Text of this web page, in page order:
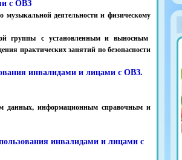
с ОВЗ
деятельности и физическому
группы с установленным и выносным
практических занятий по безопасности
инвалидами и лицами с ОВЗ.
данных, информационным справочным и
инвалидами и лицами с